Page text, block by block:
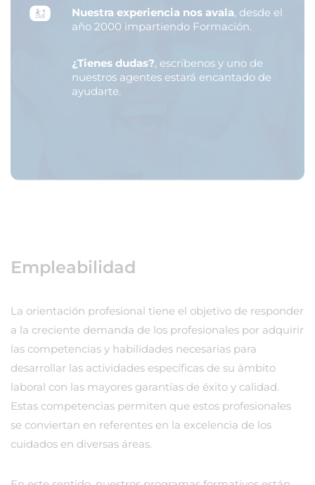
Nuestra experiencia nos avala, desde el
año 2000 impartiendo Formación.
¿Tienes dudas?, escríbenos y uno de
nuestros agentes estará encantado de
ayudarte.
Empleabilidad
La orientación profesional tiene el objetivo de responder
a la creciente demanda de los profesionales por adquirir
las competencias y habilidades necesarias para
desarrollar las actividades específicas de su ámbito
laboral con las mayores garantías de éxito y calidad.
Estas competencias permiten que estos profesionales
se conviertan en referentes en la excelencia de los
cuidados en diversas áreas.